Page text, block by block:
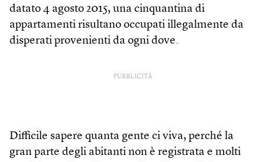
datato 4 agosto 2015, una cinquantina di
appartamenti risultano occupati illegalmente da
disperati provenienti da ogni dove.
PUBBLICITÀ
Difficile sapere quanta gente ci viva, perché la
gran parte degli abitanti non è registrata e molti